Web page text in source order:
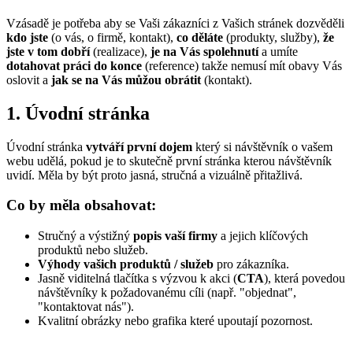
Vzásadě je potřeba aby se Vaši zákazníci z Vašich stránek dozvěděli
kdo jste (o vás, o firmě, kontakt), co děláte (produkty, služby), že
jste v tom dobří(realizace), je na Vás spolehnutía umíte
dotahovat práci do konce (reference) takže nemusí mít obavy Vás
oslovit a jak se na Vás můžou obrátit (kontakt).
1. Úvodní stránka
Úvodní stránka vytváří první dojem který si návštěvník o vašem
webu udělá, pokud je to skutečně první stránka kterou návštěvník
uvidí. Měla by být proto jasná, stručná a vizuálně přitažlivá.
Co by měla obsahovat:
Stručný a výstižný popis vaší firmy a jejich klíčových
produktů nebo služeb.
Výhody vašich produktů / služeb pro zákazníka.
Jasně viditelná tlačítka s výzvou k akci (CTA), která povedou
návštěvníky k požadovanému cíli (např. "objednat",
"kontaktovat nás").
Kvalitní obrázky nebo grafika které upoutají pozornost.